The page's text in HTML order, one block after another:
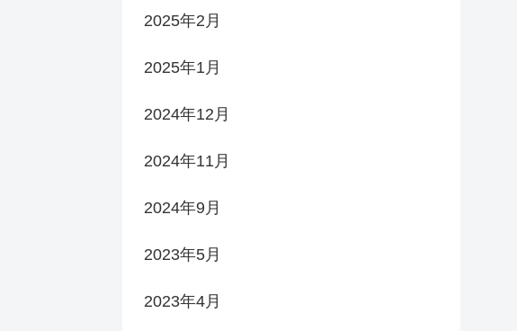
2025年2月
2025年1月
2024年12月
2024年11月
2024年9月
2023年5月
2023年4月